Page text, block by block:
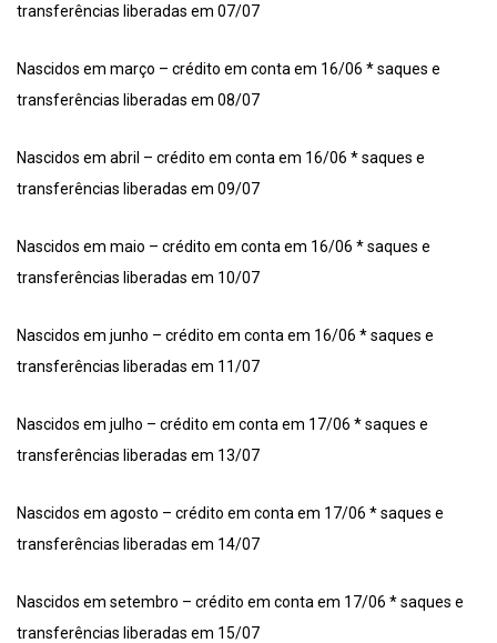
transferências liberadas em 07/07
Nascidos em março – crédito em conta em 16/06 * saques e
transferências liberadas em 08/07
Nascidos em abril – crédito em conta em 16/06 * saques e
transferências liberadas em 09/07
Nascidos em maio – crédito em conta em 16/06 * saques e
transferências liberadas em 10/07
Nascidos em junho – crédito em conta em 16/06 * saques e
transferências liberadas em 11/07
Nascidos em julho – crédito em conta em 17/06 * saques e
transferências liberadas em 13/07
Nascidos em agosto – crédito em conta em 17/06 * saques e
transferências liberadas em 14/07
Nascidos em setembro – crédito em conta em 17/06 * saques e
transferências liberadas em 15/07